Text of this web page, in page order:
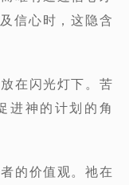
信心时，这隐含
在闪光灯下。苦
进神的计划的角
的价值观。祂在